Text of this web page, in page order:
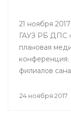
21 ноября
ГАУЗ РБ ДПС
плановая
филиалов
учреждения и
24 ноября 2017